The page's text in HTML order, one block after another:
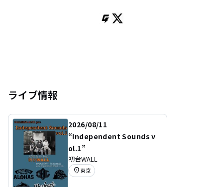
ライブ情報
2026/08/11
“Independent Sounds v
ol.1”
初台WALL
location_on 東京